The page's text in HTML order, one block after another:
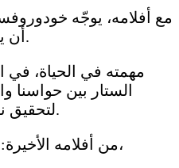
مع أفلامه، يوجّه
أن يخدم كوسيلة لإيقاظ الوعي.
مهمته في الحياة، في
الستار بين حواسنا
لتحقيق نوع من نقاء الوجود المطلق.
من أفلامه الأخيرة: رقصة الواقع، شعر لانهائي،